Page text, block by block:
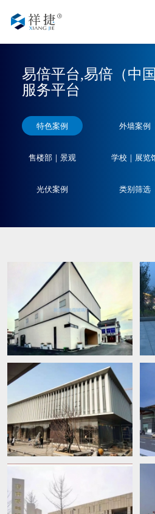
易倍平台,易倍（中
服务平台
特色案例 外墙案例
售楼部｜景观 学校｜展览
光伏案例 类别筛选